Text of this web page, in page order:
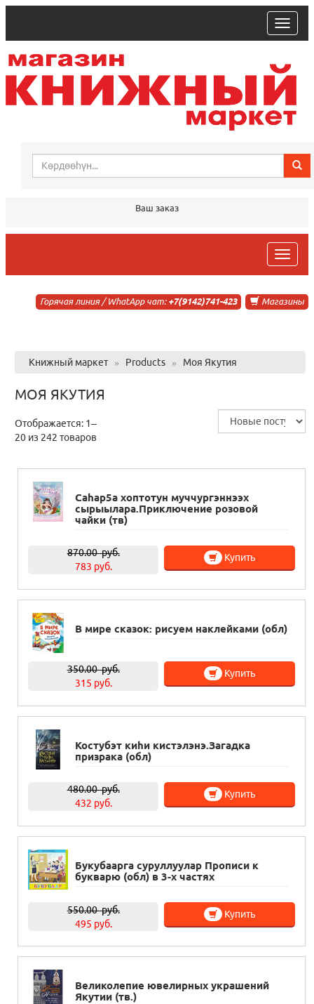
trk
Ваш заказ
trk
Магазины
Горячая линия / WhatApp чат: +7(9142)741-423
Книжный маркет » Products » Моя Якутия
МОЯ ЯКУТИЯ
Отображается: 1–
20 из 242 товаров
Саhар5а хоптотун муччургэннээх
сырыылара.Приключение розовой
чайки (тв)
870.00руб.
783 руб.
Купить
В мире сказок: рисуем наклейками (обл)
350.00руб.
315 руб.
Купить
Костубэт киhи кистэлэнэ.Загадка
призрака (обл)
480.00руб.
432 руб.
Купить
Букубаарга суруллуулар Прописи к
букварю (обл) в 3-х частях
550.00руб.
495 руб.
Купить
Великолепие ювелирных украшений
Якутии (тв.)